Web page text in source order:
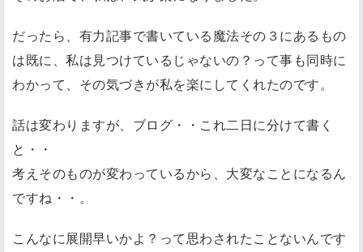
だったら、有力記事で書いている魔法その３にあるもの
は既に、私は見つけているじゃないの？って事も同時に
わかって、その気づきが私を楽にしてくれたのです。
話は変わりますが、ブログ・・これ二日に分けて書く
と・・
考えそのものが変わっているから、大変なことになるん
ですね・・。
こんなに展開早いかよ？って思わされたことないんです